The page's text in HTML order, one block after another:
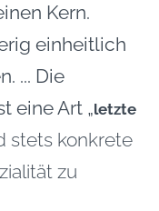
Kern.
einheitlich
... Die
eine Art „letzte
stets konkrete
zu